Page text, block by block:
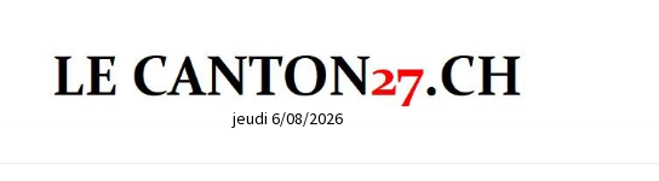
jeudi 6/08/2026